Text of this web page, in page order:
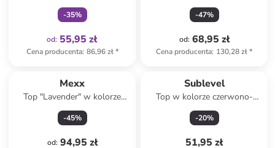
-35%
od: 55,95 zł
Cena producenta: 86,96 zł*
-47%
od: 68,95 zł
Cena producenta: 130,28 zł*
Mexx
Top "Lavender" w kolorze
granatowym
-45%
od: 94,95 zł
Sublevel
Top w kolorze czerwono-
białym
-20%
51,95 zł